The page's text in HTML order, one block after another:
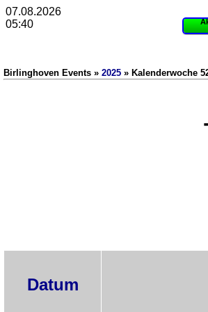
Birlinghoven Events » 2025 » Kalenderwoche
Datum
07.08.2026
05:40